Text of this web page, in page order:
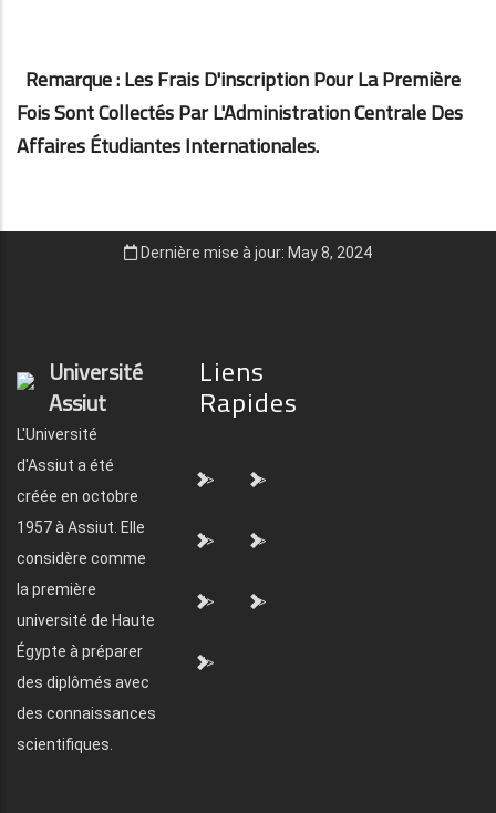
Remarque : Les Frais D'inscription Pour La Première
Fois Sont Collectés Par L'Administration Centrale Des
Affaires Étudiantes Internationales.
Dernière mise à jour: May 8, 2024
Université
Assiut
L'Université
d'Assiut a été
créée en octobre
1957 à Assiut. Elle
considère comme
la première
université de Haute
Égypte à préparer
des diplômés avec
des connaissances
scientifiques.
Liens
Rapides
"> ">
"> ">
"> ">
">